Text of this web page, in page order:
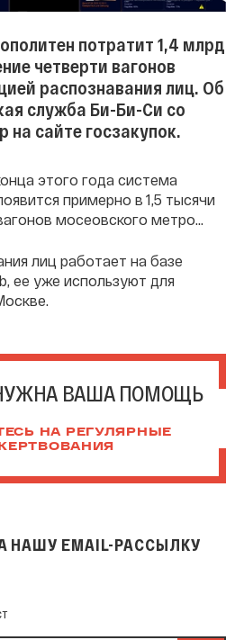
потратит 1,4 млрд
четверти вагонов
распознавания лиц. Об
служба Би-Би-Си со
на сайте госзакупок.
этого года система
примерно в 1,5 тысячи
мосеовского метро...
лиц работает на базе
ее уже используют для
ВАША ПОМОЩЬ
НА РЕГУЛЯРНЫЕ
EMAIL-РАССЫЛКУ
рассылку